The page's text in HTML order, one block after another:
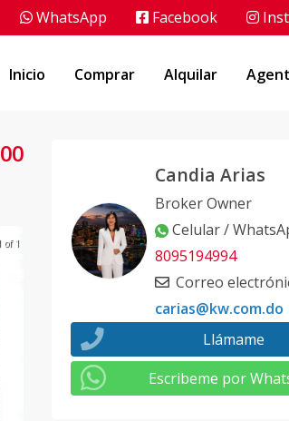
WhatsApp Facebook
Inicio Comprar Alquilar
of 1
Candia Arias
Broker Owner
Celular /
8095194994
Correo
carias@kw.com.do
Llámame
Escribeme por